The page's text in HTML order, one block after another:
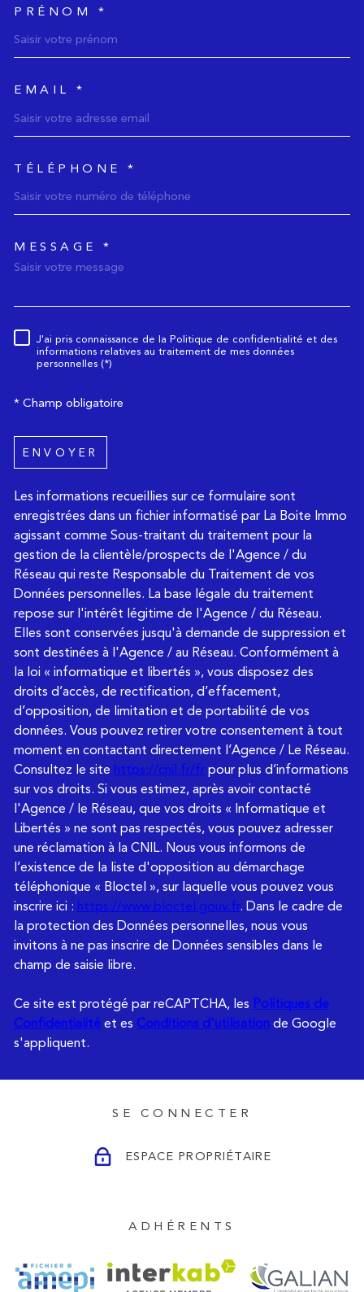
PRÉNOM *
EMAIL *
TÉLÉPHONE *
TRAD_MELTEM_voredemande
MESSAGE *
Règlementation
J'ai pris connaissance de la Politique de confidentialité et des
informations relatives au traitement de mes données
personnelles (*)
* Champ obligatoire
ENVOYER
Les informations recueillies sur ce formulaire sont
enregistrées dans un fichier informatisé par La Boite Immo
agissant comme Sous-traitant du traitement pour la
gestion de la clientèle/prospects de l'Agence / du
Réseau qui reste Responsable du Traitement de vos
Données personnelles. La base légale du traitement
repose sur l'intérêt légitime de l'Agence / du Réseau.
Elles sont conservées jusqu'à demande de suppression et
sont destinées à l'Agence / au Réseau. Conformément à
la loi « informatique et libertés », vous disposez des
droits d’accès, de rectification, d’effacement,
d’opposition, de limitation et de portabilité de vos
données. Vous pouvez retirer votre consentement à tout
moment en contactant directement l’Agence / Le Réseau.
Consultez le site https://cnil.fr/fr pour plus d’informations
sur vos droits. Si vous estimez, après avoir contacté
l'Agence / le Réseau, que vos droits « Informatique et
Libertés » ne sont pas respectés, vous pouvez adresser
une réclamation à la CNIL. Nous vous informons de
l’existence de la liste d'opposition au démarchage
téléphonique « Bloctel », sur laquelle vous pouvez vous
inscrire ici : https://www.bloctel.gouv.fr. Dans le cadre de
la protection des Données personnelles, nous vous
invitons à ne pas inscrire de Données sensibles dans le
champ de saisie libre.
Ce site est protégé par reCAPTCHA, les Politiques de
Confidentialité et es Conditions d'utilisation de Google
s'appliquent.
SE CONNECTER
ESPACE PROPRIÉTAIRE
ADHÉRENTS